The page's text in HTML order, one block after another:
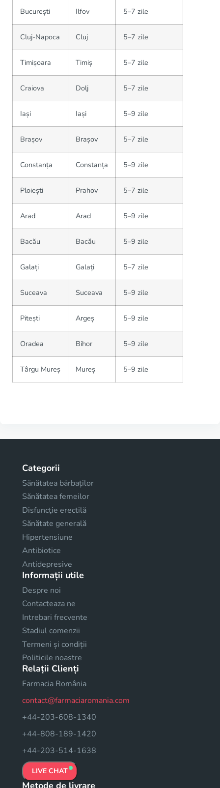
București Ilfov 5–7 zile
Cluj-Napoca Cluj 5–7 zile
Timișoara Timiș 5–7 zile
Craiova Dolj 5–7 zile
Iași Iași 5–9 zile
Brașov Brașov 5–7 zile
Constanța Constanța 5–9 zile
Ploiești Prahov 5–7 zile
Arad Arad 5–9 zile
Bacău Bacău 5–9 zile
Galați Galați 5–7 zile
Suceava Suceava 5–9 zile
Pitești Argeș 5–9 zile
Oradea Bihor 5–9 zile
Târgu Mureș Mureș 5–9 zile
Categorii
Sănătatea bărbaților
Sănătatea femeilor
Disfuncţie erectilă
Sănătate generală
Hipertensiune
Antibiotice
Antidepresive
Informații utile
Despre noi
Contacteaza ne
Intrebari frecvente
Stadiul comenzii
Termeni și condiții
Politicile noastre
Relații Clienți
Farmacia România
contact@farmaciaromania.com
+44-203-608-1340
+44-808-189-1420
+44-203-514-1638
LIVE CHAT